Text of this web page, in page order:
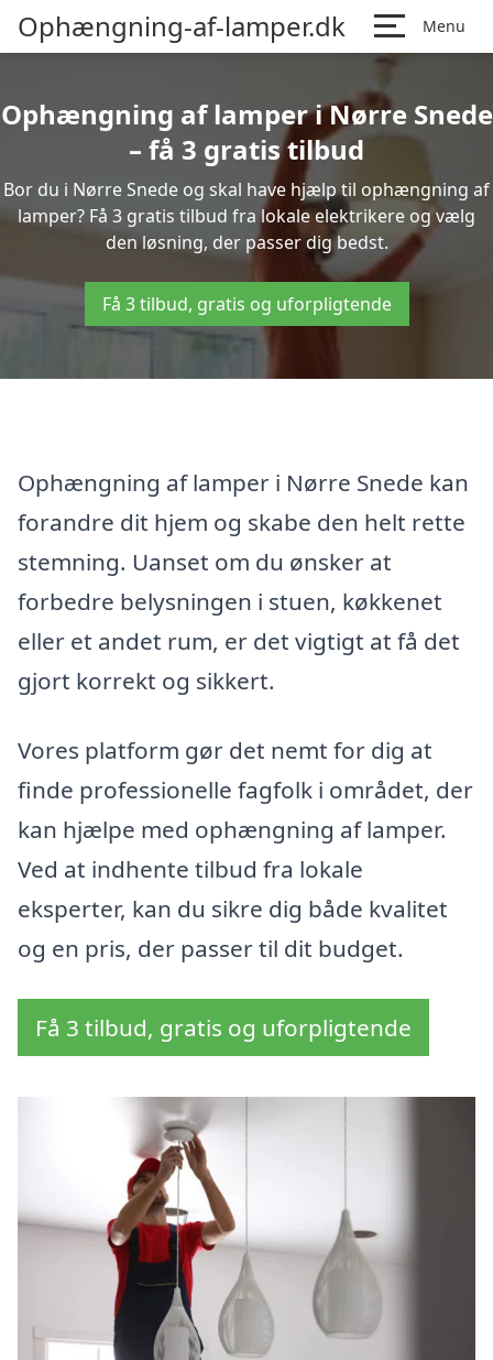
Ophængning-af-lamper.dk Menu
Ophængning af lamper i Nørre Snede
– få 3 gratis tilbud
Bor du i Nørre Snede og skal have hjælp til ophængning af
lamper? Få 3 gratis tilbud fra lokale elektrikere og vælg
den løsning, der passer dig bedst.
Få 3 tilbud, gratis og uforpligtende
Ophængning af lamper i Nørre Snede kan
forandre dit hjem og skabe den helt rette
stemning. Uanset om du ønsker at
forbedre belysningen i stuen, køkkenet
eller et andet rum, er det vigtigt at få det
gjort korrekt og sikkert.
Vores platform gør det nemt for dig at
finde professionelle fagfolk i området, der
kan hjælpe med ophængning af lamper.
Ved at indhente tilbud fra lokale
eksperter, kan du sikre dig både kvalitet
og en pris, der passer til dit budget.
Få 3 tilbud, gratis og uforpligtende